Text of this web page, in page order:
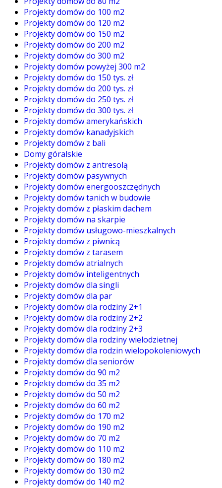
Projekty domów do 100 m2
Projekty domów do 120 m2
Projekty domów do 150 m2
Projekty domów do 200 m2
Projekty domów do 300 m2
Projekty domów powyżej 300 m2
Projekty domów do 150 tys. zł
Projekty domów do 200 tys. zł
Projekty domów do 250 tys. zł
Projekty domów do 300 tys. zł
Projekty domów amerykańskich
Projekty domów kanadyjskich
Projekty domów z bali
Domy góralskie
Projekty domów z antresolą
Projekty domów pasywnych
Projekty domów energooszczędnych
Projekty domów tanich w budowie
Projekty domów z płaskim dachem
Projekty domów na skarpie
Projekty domów usługowo-mieszkalnych
Projekty domów z piwnicą
Projekty domów z tarasem
Projekty domów atrialnych
Projekty domów inteligentnych
Projekty domów dla singli
Projekty domów dla par
Projekty domów dla rodziny 2+1
Projekty domów dla rodziny 2+2
Projekty domów dla rodziny 2+3
Projekty domów dla rodziny wielodzietnej
Projekty domów dla rodzin wielopokoleniowych
Projekty domów dla seniorów
Projekty domów do 90 m2
Projekty domów do 35 m2
Projekty domów do 50 m2
Projekty domów do 60 m2
Projekty domów do 170 m2
Projekty domów do 190 m2
Projekty domów do 70 m2
Projekty domów do 110 m2
Projekty domów do 180 m2
Projekty domów do 130 m2
Projekty domów do 140 m2